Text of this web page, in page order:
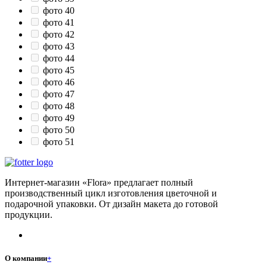
фото 40
фото 41
фото 42
фото 43
фото 44
фото 45
фото 46
фото 47
фото 48
фото 49
фото 50
фото 51
Интернет-магазин «Flora» предлагает полный
производственный цикл изготовления цветочной и
подарочной упаковки. От дизайн макета до готовой
продукции.
О компании+